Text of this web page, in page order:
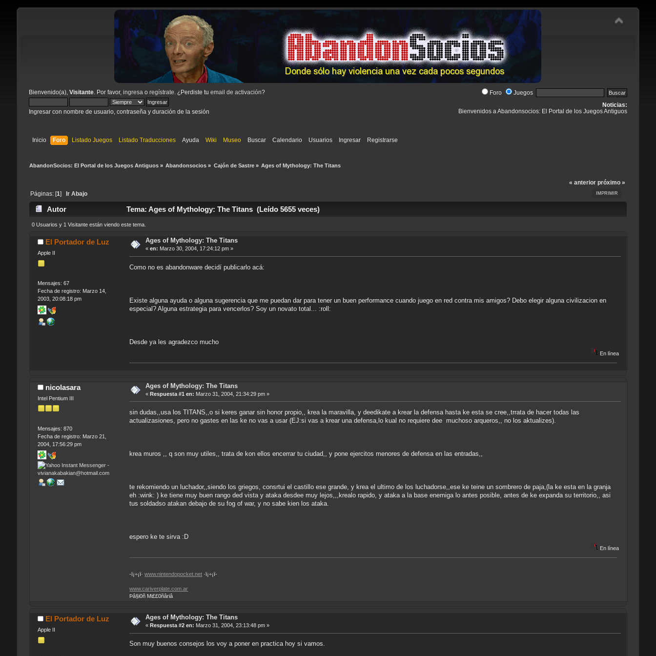
Bienvenido(a), Visitante. Por favor, ingresa o regístrate . ¿Perdiste tu email de activación?
Ingresar con nombre de usuario, contraseña y duración de la sesión
Foro Juegos
Noticias:
Bienvenidos a Abandonsocios: El Portal de los Juegos Antiguos
Inicio Foro Listado Juegos Listado Traducciones Ayuda Wiki Museo Buscar Calendario Usuarios Ingresar Registrarse
AbandonSocios: El Portal de los Juegos Antiguos» Abandonsocios » Cajón de Sastre» Ages of Mythology: The Titans
« anterior próximo »
IMPRIMIR
Páginas: [ 1 Ir Abajo
Autor Tema: Ages of Mythology: The Titans (Leído 5655 veces)
0 Usuarios y 1 Visitante están viendo este tema.
El Portador de Luz
Apple II
Mensajes: 67
Fecha de registro: Marzo 14,
2003, 20:08:18 pm
Ages of Mythology: The Titans
« en: Marzo 30, 2004, 17:24:12 pm »
Como no es abandonware decidí publicarlo acá:
Existe alguna ayuda o alguna sugerencia que me puedan dar para tener un buen performance cuando juego en red contra mis amigos? Debo elegir alguna civilizacion en
especial? Alguna estrategia para vencerlos? Soy un novato total... :roll:
Desde ya les agradezco mucho
En línea
nicolasara
Intel Pentium III
Mensajes: 870
Fecha de registro: Marzo 21,
2004, 17:56:29 pm
Ages of Mythology: The Titans
« Respuesta #1 en: Marzo 31, 2004, 21:34:29 pm »
sin dudas,,usa los TITANS,,o si keres ganar sin honor propio,, krea la maravilla, y deedikate a krear la defensa hasta ke esta se cree,,trrata de hacer todas las
actualizasiones, pero no gastes en las ke no vas a usar (EJ:si vas a krear una defensa,lo kual no requiere dee muchoso arqueros,, no los aktualizes).
krea muros ,, q son muy utiles,, trata de kon ellos encerrar tu ciudad,, y pone ejercitos menores de defensa en las entradas,,
te rekomiendo un luchador,,siendo los griegos, consrtui el castillo ese grande, y krea el ultimo de los luchadorse,,ese ke teine un sombrero de paja,(la ke esta en la granja
eh :wink: ) ke tiene muy buen rango ded vista y ataka desdee muy lejos,,,krealo rapido, y ataka a la base enemiga lo antes posible, antes de ke expanda su territorio,, asi
tus soldadso atakan debajo de su fog of war, y no sabe kien los ataka.
espero ke te sirva :D
En línea
-ï¡÷¡ï·www.nintendopocket.net ·ï¡÷¡ï-
www.cariverplate.com.ar
Þâ§i0ñ Mi££0ñâriâ
El Portador de Luz
Apple II
Ages of Mythology: The Titans
« Respuesta #2 en: Marzo 31, 2004, 23:13:48 pm »
Son muy buenos consejos los voy a poner en practica hoy si vamos.